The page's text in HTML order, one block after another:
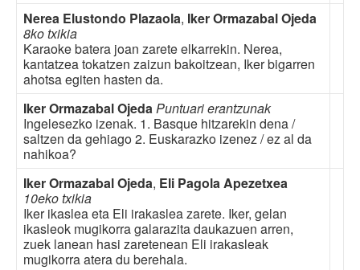
Nerea Elustondo Plazaola, Iker Ormazabal Ojeda
8ko txikia
Karaoke batera joan zarete elkarrekin. Nerea,
kantatzea tokatzen zaizun bakoitzean, Iker bigarren
ahotsa egiten hasten da.
Iker Ormazabal OjedaPuntuari erantzunak
Ingelesezko izenak. 1. Basque hitzarekin dena /
saltzen da gehiago 2. Euskarazko izenez / ez al da
nahikoa?
Iker Ormazabal Ojeda, Eli Pagola Apezetxea
10eko txikia
Iker ikaslea eta Eli irakaslea zarete. Iker, gelan
ikasleok mugikorra galarazita daukazuen arren,
zuek lanean hasi zaretenean Eli irakasleak
mugikorra atera du berehala.